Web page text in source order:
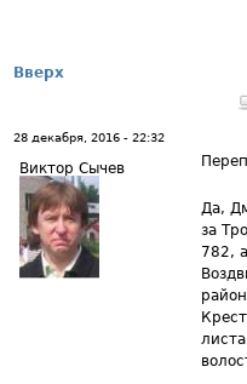
Вверх
28 декабря, 2016 - 22:32
Виктор Сычев
Да,
за
782,